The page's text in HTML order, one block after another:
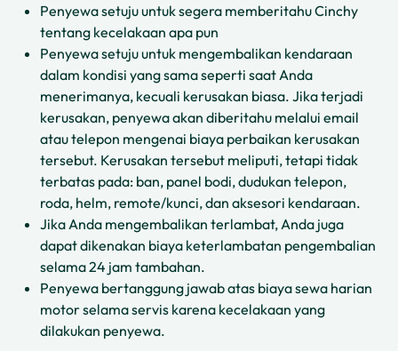
Penyewa setuju untuk segera memberitahu Cinchy
tentang kecelakaan apa pun
Penyewa setuju untuk mengembalikan kendaraan
dalam kondisi yang sama seperti saat Anda
menerimanya, kecuali kerusakan biasa. Jika terjadi
kerusakan, penyewa akan diberitahu melalui email
atau telepon mengenai biaya perbaikan kerusakan
tersebut. Kerusakan tersebut meliputi, tetapi tidak
terbatas pada: ban, panel bodi, dudukan telepon,
roda, helm, remote/kunci, dan aksesori kendaraan.
Jika Anda mengembalikan terlambat, Anda juga
dapat dikenakan biaya keterlambatan pengembalian
selama 24 jam tambahan.
Penyewa bertanggung jawab atas biaya sewa harian
motor selama servis karena kecelakaan yang
dilakukan penyewa.